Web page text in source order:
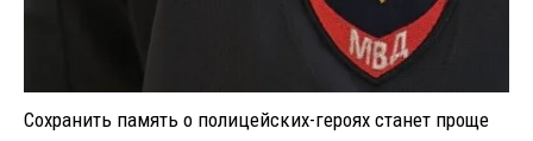
Сохранить память о полицейских-героях станет проще